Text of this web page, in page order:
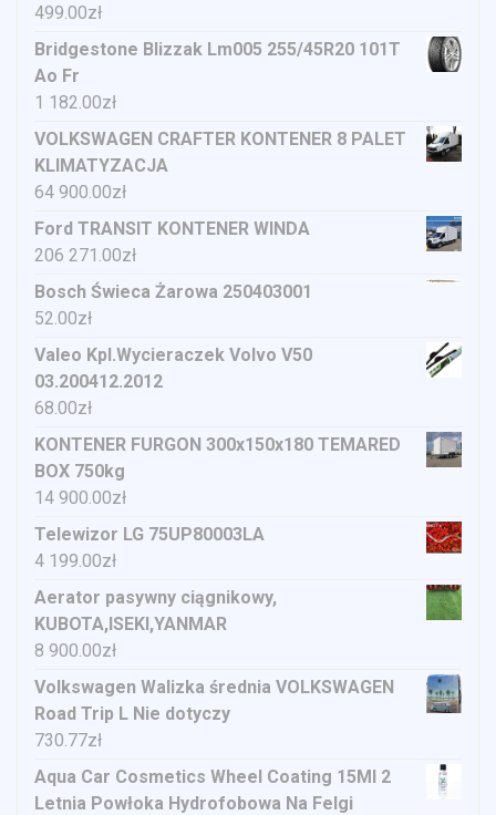
499.00zł
Bridgestone Blizzak Lm005 255/45R20 101T
Ao Fr
1 182.00zł
VOLKSWAGEN CRAFTER KONTENER 8 PALET
KLIMATYZACJA
64 900.00zł
Ford TRANSIT KONTENER WINDA
206 271.00zł
Bosch Świeca Żarowa 250403001
52.00zł
Valeo Kpl.Wycieraczek Volvo V50
03.200412.2012
68.00zł
KONTENER FURGON 300x150x180 TEMARED
BOX 750kg
14 900.00zł
Telewizor LG 75UP80003LA
4 199.00zł
Aerator pasywny ciągnikowy,
KUBOTA,ISEKI,YANMAR
8 900.00zł
Volkswagen Walizka średnia VOLKSWAGEN
Road Trip L Nie dotyczy
730.77zł
Aqua Car Cosmetics Wheel Coating 15Ml 2
Letnia Powłoka Hydrofobowa Na Felgi